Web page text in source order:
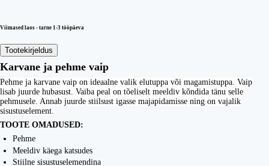
Viimased laos - tarne 1-3 tööpäeva
Tootekirjeldus
Karvane ja pehme vaip
Pehme ja karvane vaip on ideaalne valik elutuppa või magamistuppa. Vaip
lisab juurde hubasust. Vaiba peal on tõeliselt meeldiv kõndida tänu selle
pehmusele. Annab juurde stiilsust igasse majapidamisse ning on vajalik
sisustuselement.
TOOTE OMADUSED:
Pehme
Meeldiv käega katsudes
Stiilne sisustuselemendina